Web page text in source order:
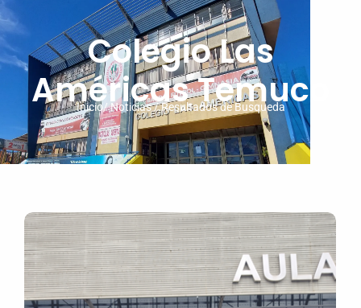
Colegio Las
Américas Temuco
Inicio/ Noticias / Resultados de Busqueda